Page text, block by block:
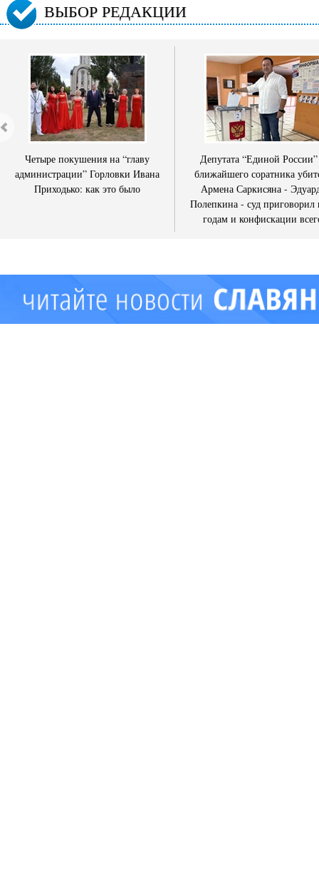
ВЫБОР РЕДАКЦИИ
Четыре покушения на “главу
администрации” Горловки Ивана
Приходько: как это было
Депутата “Единой
ближайшего соратника
Армена Саркисяна -
Полепкина - суд приговорил
годам и конфискации